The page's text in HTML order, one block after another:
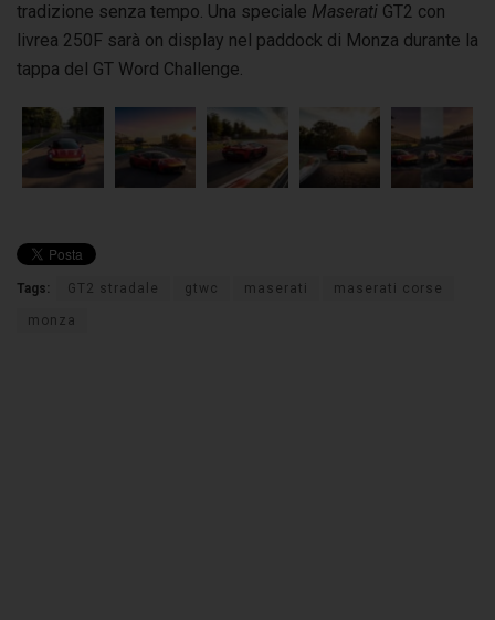
tradizione senza tempo. Una speciale Maserati GT2 con
livrea 250F sarà on display nel paddock di Monza durante la
tappa del GT Word Challenge.
Tags: GT2 stradale gtwc maserati maserati corse
monza